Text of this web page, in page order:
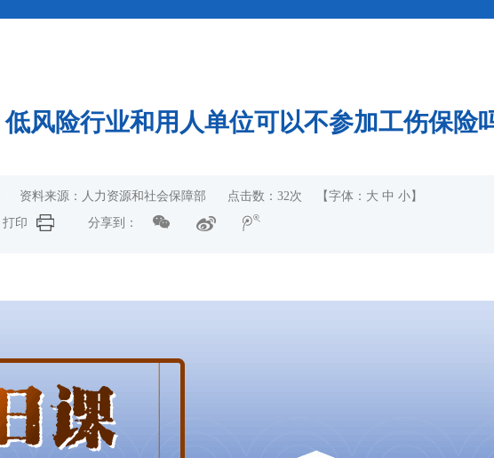
低风险行业和用人单位可以不参加工伤保险
资料来源：人力资源和社会保障部 点击数： 32次 【字体： 大 中 小 】
打印
分享到：